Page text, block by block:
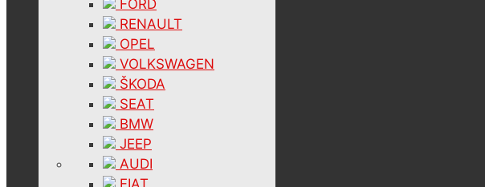
FORD
RENAULT
OPEL
VOLKSWAGEN
ŠKODA
SEAT
BMW
JEEP
AUDI
FIAT